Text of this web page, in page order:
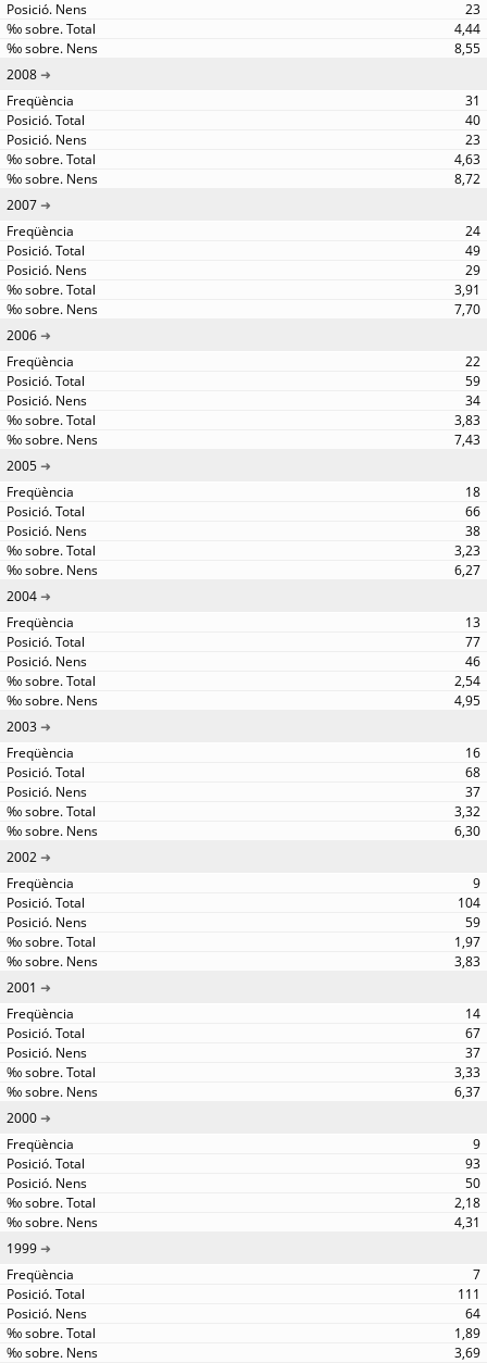
23
4,44
8,55
2008
31
40
23
4,63
8,72
2007
24
49
29
3,91
7,70
2006
22
59
34
3,83
7,43
2005
18
66
38
3,23
6,27
2004
13
77
46
2,54
4,95
2003
16
68
37
3,32
6,30
2002
9
104
59
1,97
3,83
2001
14
67
37
3,33
6,37
2000
9
93
50
2,18
4,31
1999
7
111
64
1,89
3,69